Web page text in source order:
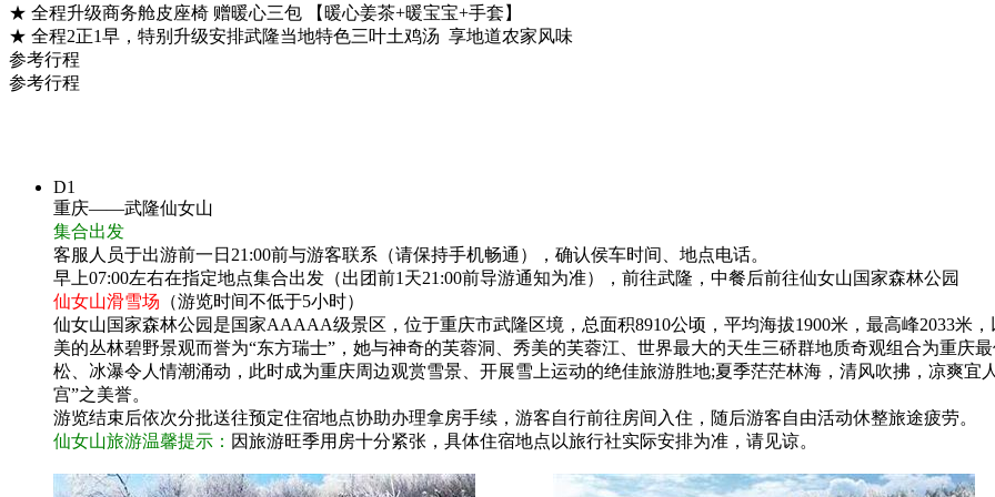
★ 全程升级商务舱皮座椅 赠暖心三包 【暖心姜茶+暖宝宝+手套】
★ 全程2正1早，特别升级安排武隆当地特色三叶土鸡汤 享地道农家风味
参考行程
参考行程
D1
重庆——武隆仙女山
集合出发
客服人员于出游前一日21:00前与游客联系（请保持手机畅通），确认侯车时间、地点电话。
早上07:00左右在指定地点集合出发（出团前1天21:00前导游通知为准），前往武隆，中餐后前往仙女山国家森林公园
仙女山滑雪场 （游览时间不低于5小时）
仙女山国家森林公园是国家AAAAA级景区，位于重庆市武隆区境，总面积8910公顷，平均海拔1900米，最高峰2033米
美的丛林碧野景观而誉为“东方瑞士”，她与神奇的芙蓉洞、秀美的芙蓉江、世界最大的天生三硚群地质奇观组合为重庆
松、冰瀑令人情潮涌动，此时成为重庆周边观赏雪景、开展雪上运动的绝佳旅游胜地;夏季茫茫林海，清风吹拂，凉爽
宫”之美誉。
游览结束后依次分批送往预定住宿地点协助办理拿房手续，游客自行前往房间入住，随后游客自由活动休整旅途疲劳。
仙女山旅游温馨提示： 因旅游旺季用房十分紧张，具体住宿地点以旅行社实际安排为准，请见谅。